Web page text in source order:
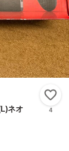
ネオ
4